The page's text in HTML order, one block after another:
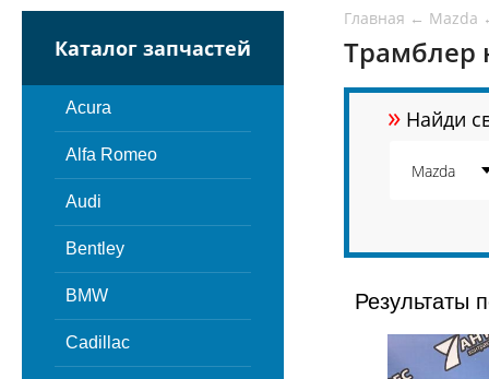
Каталог запчастей
Acura
Alfa Romeo
Audi
Bentley
BMW
Cadillac
Главная ← Mazda
Трамблер
» Найди
Результаты